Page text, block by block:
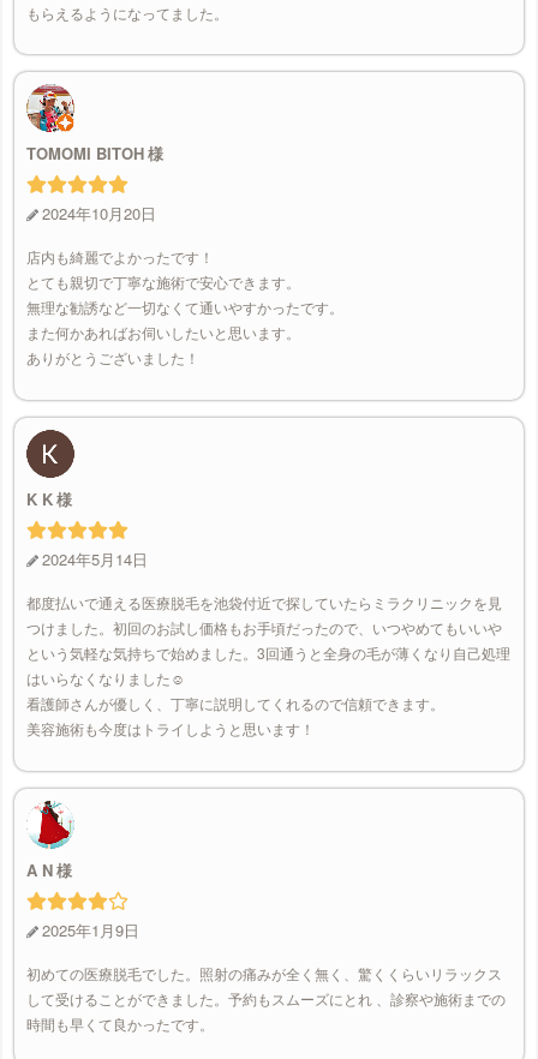
もらえるようになってました。
TOMOMI BITOH
2024年10月20日
店内も綺麗でよかったです！
とても親切で丁寧な施術で安心できます。
無理な勧誘など一切なくて通いやすかったです。
また何かあればお伺いしたいと思います。
ありがとうございました！
K K
2024年5月14日
都度払いで通える医療脱毛を池袋付近で探していたらミラクリニックを見
つけました。初回のお試し価格もお手頃だったので、いつやめてもいいや
という気軽な気持ちで始めました。3回通うと全身の毛が薄くなり自己処理
はいらなくなりました☺
看護師さんが優しく、丁寧に説明してくれるので信頼できます。
美容施術も今度はトライしようと思います！
A N
2025年1月9日
初めての医療脱毛でした。照射の痛みが全く無く、驚くくらいリラックス
して受けることができました。予約もスムーズにとれ 、診察や施術までの
時間も早くて良かったです。